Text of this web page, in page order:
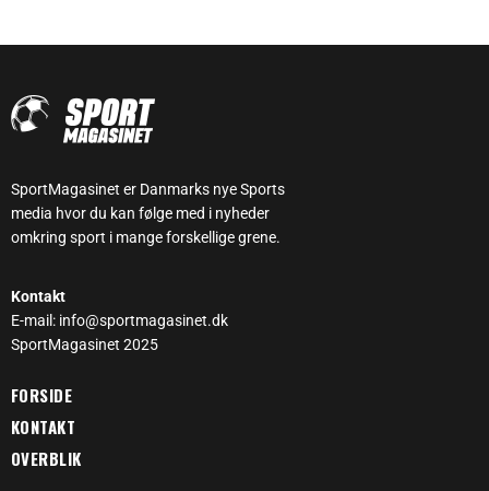
SportMagasinet er Danmarks nye Sports
media hvor du kan følge med i nyheder
omkring sport i mange forskellige grene.
Kontakt
E-mail: info@sportmagasinet.dk
SportMagasinet 2025
FORSIDE
KONTAKT
OVERBLIK